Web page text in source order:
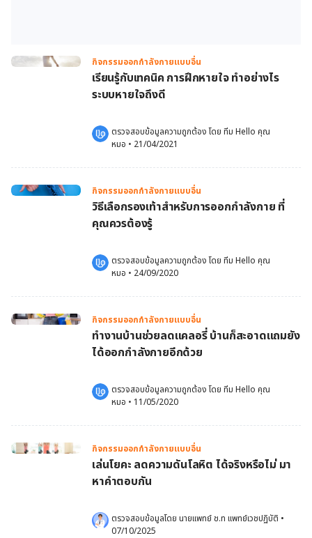
กิจกรรมออกกำลังกายแบบอื่น
เรียนรู้กับเทคนิค การฝึกหายใจ ทำอย่างไร
ระบบหายใจถึงดี
ตรวจสอบข้อมูลความถูกต้อง โดย ทีม Hello คุณ
หมอ • 21/04/2021
กิจกรรมออกกำลังกายแบบอื่น
วิธีเลือกรองเท้าสำหรับการออกกำลังกาย ที่
คุณควรต้องรู้
ตรวจสอบข้อมูลความถูกต้อง โดย ทีม Hello คุณ
หมอ • 24/09/2020
กิจกรรมออกกำลังกายแบบอื่น
ทำงานบ้านช่วยลดแคลอรี่ บ้านก็สะอาดแถมยัง
ได้ออกกำลังกายอีกด้วย
ตรวจสอบข้อมูลความถูกต้อง โดย ทีม Hello คุณ
หมอ • 11/05/2020
กิจกรรมออกกำลังกายแบบอื่น
เล่นโยคะ ลดความดันโลหิต ได้จริงหรือไม่ มา
หาคำตอบกัน
ตรวจสอบข้อมูลโดย นายแพทย์ ช.ท แพทย์เวชปฏิบัติ •
07/10/2025